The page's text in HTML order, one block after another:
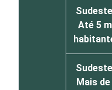
Até 5
Mais de